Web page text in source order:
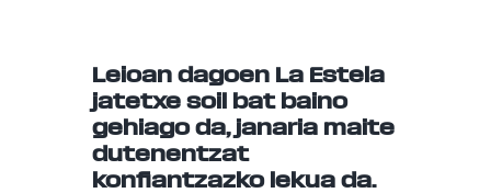
Leioan dagoen La Estela
jatetxe soil bat baino
gehiago da, janaria maite
dutenentzat
konfiantzazko lekua da.